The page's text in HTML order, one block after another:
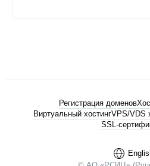
Регистрация доменов
Виртуальный хостингVPS/VDS
SSL-